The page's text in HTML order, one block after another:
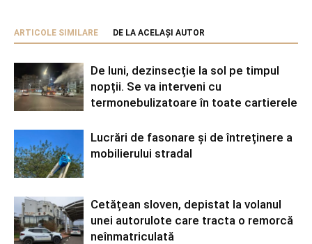
ARTICOLE SIMILARE DE LA ACELAȘI AUTOR
De luni, dezinsecție la sol pe timpul
nopții. Se va interveni cu
termonebulizatoare în toate cartierele
Lucrări de fasonare și de întreținere a
mobilierului stradal
Cetățean sloven, depistat la volanul
unei autorulote care tracta o remorcă
neînmatriculată